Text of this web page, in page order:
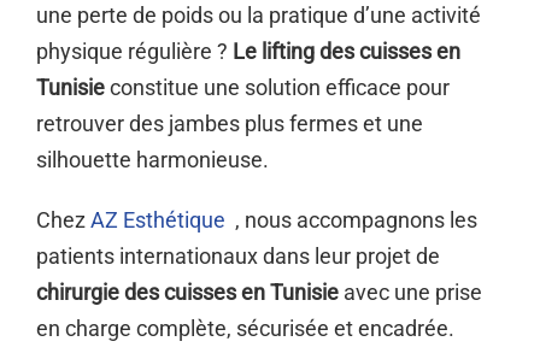
Contact
une perte de poids ou la pratique d’une activité
physique régulière ? Le lifting des cuisses en
Tunisieconstitue une solution efficace pour
retrouver des jambes plus fermes et une
silhouette harmonieuse.
Chez AZ Esthétique , nous accompagnons les
patients internationaux dans leur projet de
chirurgie des cuisses en Tunisieavec une prise
en charge complète, sécurisée et encadrée.